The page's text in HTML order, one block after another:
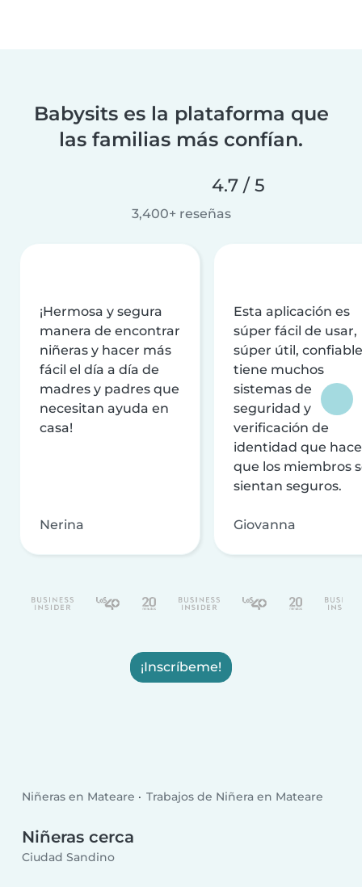
Babysits es la plataforma que
las familias más confían.
4.7 / 5
3,400+ reseñas
¡Hermosa y segura
manera de encontrar
niñeras y hacer más
fácil el día a día de
madres y padres que
necesitan ayuda en
casa!
Nerina
Esta aplicación es
súper fácil de usar,
súper útil,
tiene muchos
sistemas de
seguridad y
verificación de
identidad que
que los miembros
sientan seguros.
Giovanna
¡Inscríbeme!
Niñeras en Mateare Trabajos de Niñera en Mateare
Niñeras cerca
Ciudad Sandino